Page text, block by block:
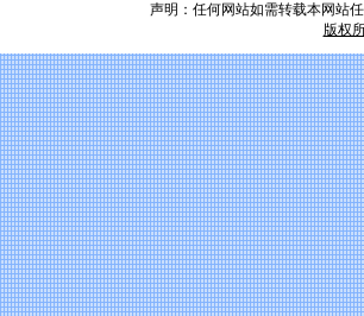
声明：任何网站如需转载本网站
版权